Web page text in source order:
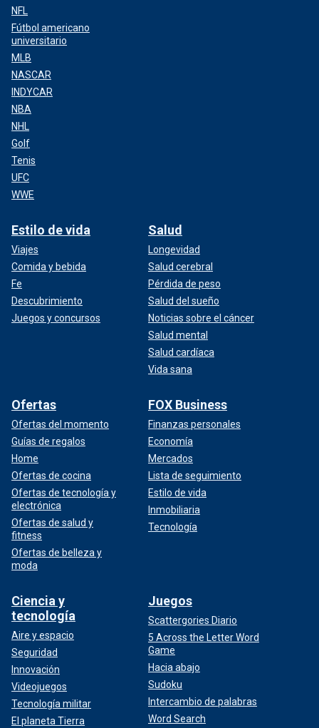
NFL
Fútbol americano
universitario
MLB
NASCAR
INDYCAR
NBA
NHL
Golf
Tenis
UFC
WWE
Estilo de vida
Viajes
Comida y bebida
Fe
Descubrimiento
Juegos y concursos
Salud
Longevidad
Salud cerebral
Pérdida de peso
Salud del sueño
Noticias sobre el cáncer
Salud mental
Salud cardíaca
Vida sana
Ofertas
Ofertas del momento
Guías de regalos
Home
Ofertas de cocina
Ofertas de tecnología y
electrónica
Ofertas de salud y
fitness
Ofertas de belleza y
moda
FOX Business
Finanzas personales
Economía
Mercados
Lista de seguimiento
Estilo de vida
Inmobiliaria
Tecnología
Ciencia y
tecnología
Aire y espacio
Seguridad
Innovación
Videojuegos
Tecnología militar
El planeta Tierra
Juegos
Scattergories Diario
5 Across the Letter Word
Game
Hacia abajo
Sudoku
Intercambio de palabras
Word Search